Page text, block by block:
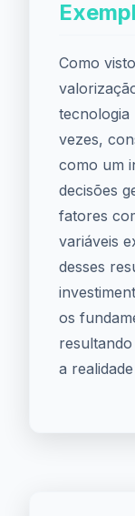
Como
tecnologia
vezes,
como um
decisões
fatores
variáveis
desses
os
a